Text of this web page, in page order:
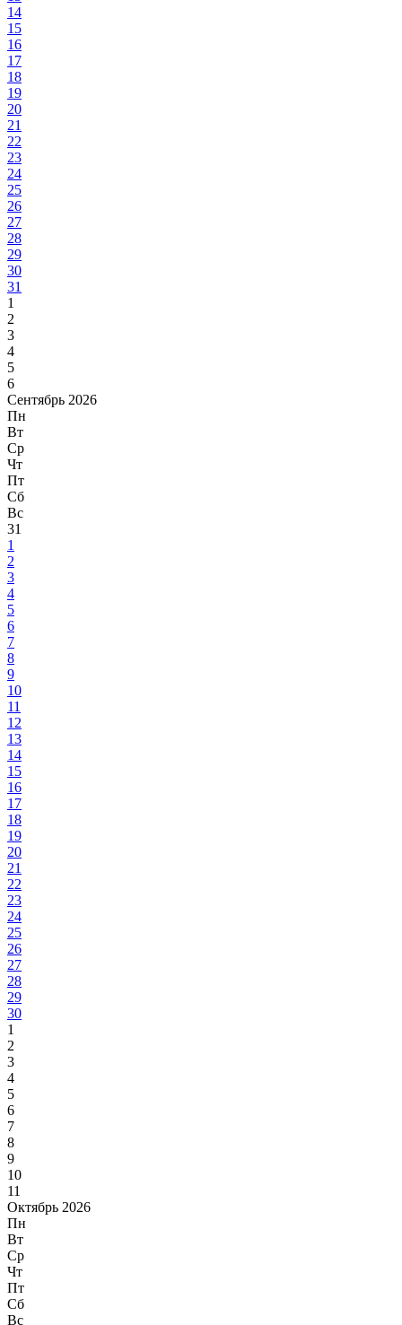
14
15
16
17
18
19
20
21
22
23
24
25
26
27
28
29
30
31
1
2
3
4
5
6
Сентябрь 2026
Пн
Вт
Ср
Чт
Пт
Сб
Вс
31
1
2
3
4
5
6
7
8
9
10
11
12
13
14
15
16
17
18
19
20
21
22
23
24
25
26
27
28
29
30
1
2
3
4
5
6
7
8
9
10
11
Октябрь 2026
Пн
Вт
Ср
Чт
Пт
Сб
Вс